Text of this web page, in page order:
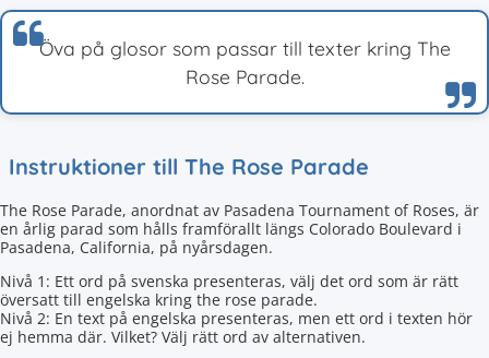
Öva på glosor som passar till texter kring The
Rose Parade.
Instruktioner till The Rose Parade
The Rose Parade, anordnat av Pasadena Tournament of Roses, är
en årlig parad som hålls framförallt längs Colorado Boulevard i
Pasadena, California, på nyårsdagen.
Nivå 1: Ett ord på svenska presenteras, välj det ord som är rätt
översatt till engelska kring the rose parade.
Nivå 2: En text på engelska presenteras, men ett ord i texten hör
ej hemma där. Vilket? Välj rätt ord av alternativen.